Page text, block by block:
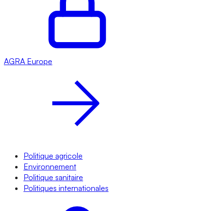
AGRA Europe
Politique agricole
Environnement
Politique sanitaire
Politiques internationales